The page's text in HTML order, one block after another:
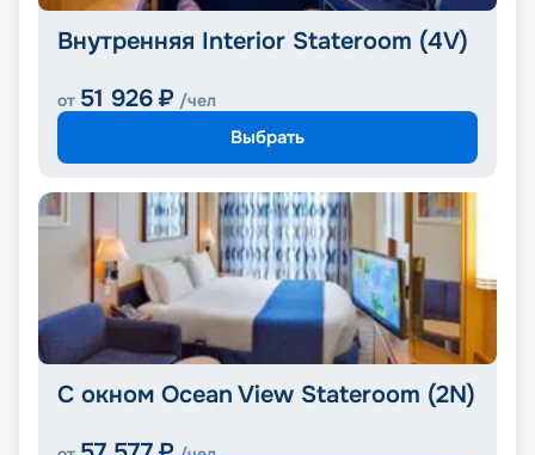
Внутренняя Interior Stateroom (4V)
от 51 926 ₽ /чел
Выбрать
С окном Ocean View Stateroom (2N)